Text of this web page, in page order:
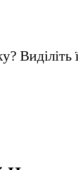
Виділіть